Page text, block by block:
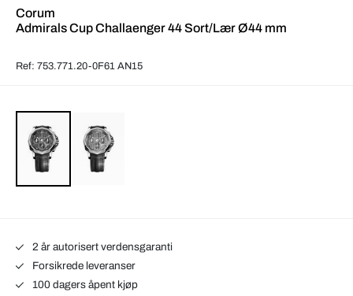
Corum
Admirals Cup Challaenger 44 Sort/Lær Ø44 mm
Ref: 753.771.20-0F61 AN15
2 år autorisert verdensgaranti
Forsikrede leveranser
100 dagers åpent kjøp